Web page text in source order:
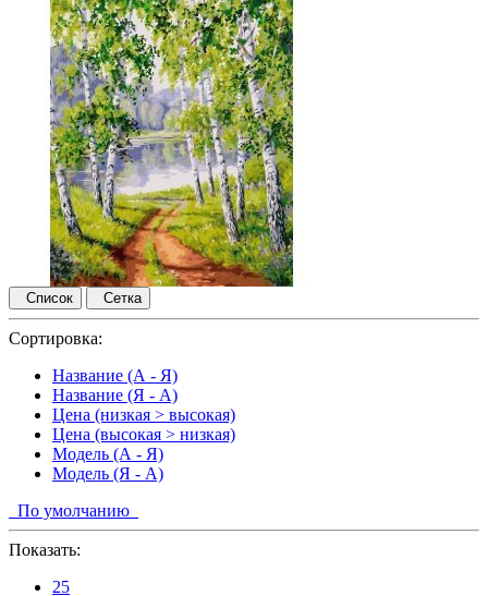
Список Сетка
Сортировка:
Название (А - Я)
Название (Я - А)
Цена (низкая > высокая)
Цена (высокая > низкая)
Модель (А - Я)
Модель (Я - А)
По умолчанию
Показать:
25